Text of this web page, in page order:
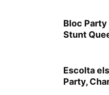
Bloc
Stunt
Escolta
Party,